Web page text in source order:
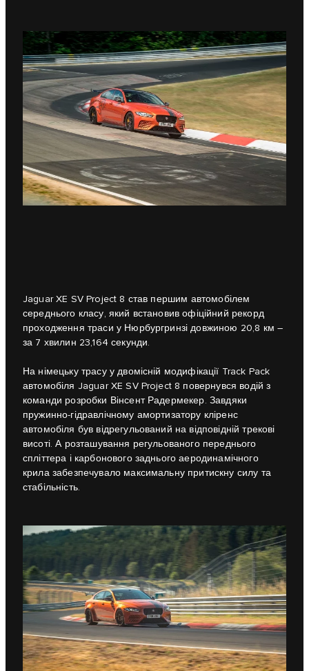
Jaguar XE SV Project 8 став першим автомобілем
середнього класу, який встановив офіційний рекорд
проходження траси у Нюрбургринзі довжиною 20,8 км –
за 7 хвилин 23,164 секунди.
На німецьку трасу у двомісній модифікації Track Pack
автомобіля Jaguar XE SV Project 8 повернувся водій з
команди розробки Вінсент Радермекер. Завдяки
пружинно-гідравлічному амортизатору кліренс
автомобіля був відрегульований на відповідній трекові
висоті. А розташування регульованого переднього
спліттера і карбонового заднього аеродинамічного
крила забезпечувало максимальну притискну силу та
стабільність.